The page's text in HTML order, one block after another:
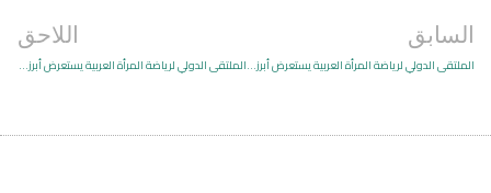
السابق
الملتقى الدولي لرياضة المرأة العربية يستعرض أبرز إنجازات اللجنة الأولمبية البحرينية
اللاحق
الملتقى الدولي لرياضة المرأة العربية يستعرض أبرز إنجازات اللجنة الأولمبية الكويتية